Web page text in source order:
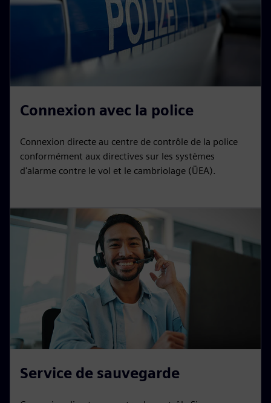
Connexion avec la police
Connexion directe au centre de contrôle de la police
conformément aux directives sur les systèmes
d'alarme contre le vol et le cambriolage (ÜEA).
Service de sauvegarde